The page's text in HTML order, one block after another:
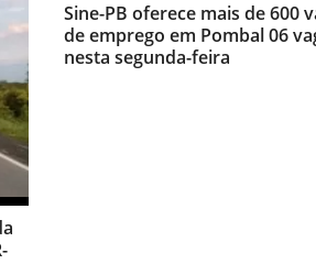
Sine-PB oferece mais de 600
de emprego em Pombal 06
nesta segunda-feira